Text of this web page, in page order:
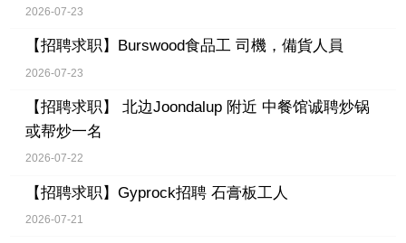
2026-07-23
【招聘求职】 Burswood食品工 司機，備貨人員
2026-07-23
【招聘求职】
北边Joondalup 附近 中餐馆诚聘炒锅
或帮炒一名
2026-07-22
【招聘求职】 Gyprock招聘 石膏板工人
2026-07-21